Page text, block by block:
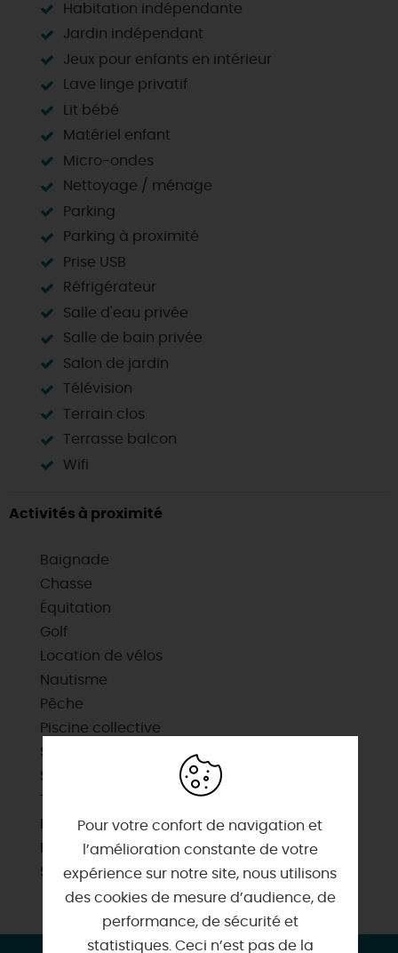
Habitation indépendante
Jardin indépendant
Jeux pour enfants en intérieur
Lave linge privatif
Lit bébé
Matériel enfant
Micro-ondes
Nettoyage / ménage
Parking
Parking à proximité
Prise USB
Réfrigérateur
Salle d'eau privée
Salle de bain privée
Salon de jardin
Télévision
Terrain clos
Terrasse balcon
Wifi
Activités à proximité
Baignade
Chasse
Équitation
Golf
Location de vélos
Nautisme
Pêche
Piscine collective
Sentier de randonnée
Sports aériens
Tennis collectif
Itinéraire vélo
Plan d'eau pour la baignade
Sites de visites
Pour votre confort de navigation et
l’amélioration constante de votre
expérience sur notre site, nous utilisons
des cookies de mesure d’audience, de
performance, de sécurité et
statistiques. Ceci n’est pas de la